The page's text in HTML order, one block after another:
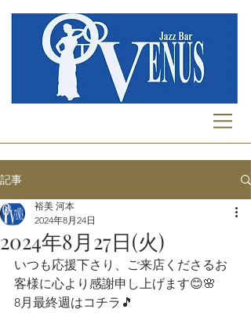
記事
2024年8月27日(火)
裕美 河本
2024年8月24日
いつも応援下さり、ご来店くださるお
客様に心より感謝申し上げます😊🌸
8月最終週はコチラ🎵